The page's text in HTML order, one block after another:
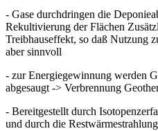
- Gase durchdringen die
Rekultivierung der Flächen
Treibhauseffekt, so daß Nutzung
aber sinnvoll
- zur Energiegewinnung werden
abgesaugt -> Verbrennung
- Bereitgestellt durch
und durch die